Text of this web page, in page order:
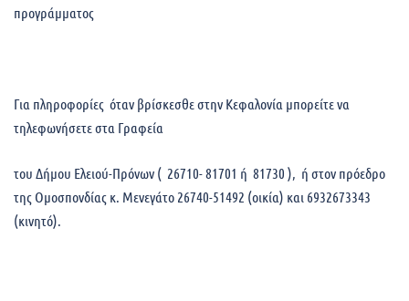
προγράμματος
Για πληροφορίες όταν βρίσκεσθε στην Κεφαλονία μπορείτε να
τηλεφωνήσετε στα Γραφεία
του Δήμου Ελειού-Πρόνων ( 26710- 81701 ή 81730 ), ή στον πρόεδρο
της Ομοσπονδίας κ. Μενεγάτο 26740-51492 (οικία) και 6932673343
(κινητό).